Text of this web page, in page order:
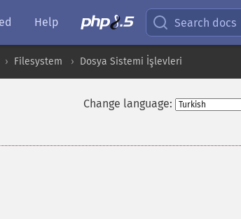
Help Search docs
Filesystem Dosya Sistemi İşlevleri
Change language: